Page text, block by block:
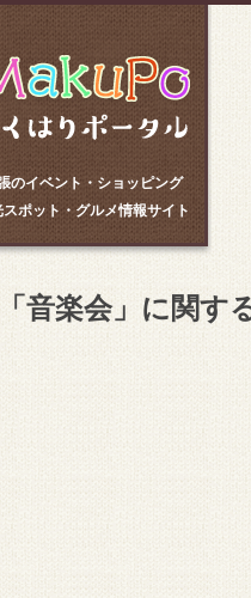
のイベント・ショッピング
スポット・グルメ情報サイト
音楽会」に関す